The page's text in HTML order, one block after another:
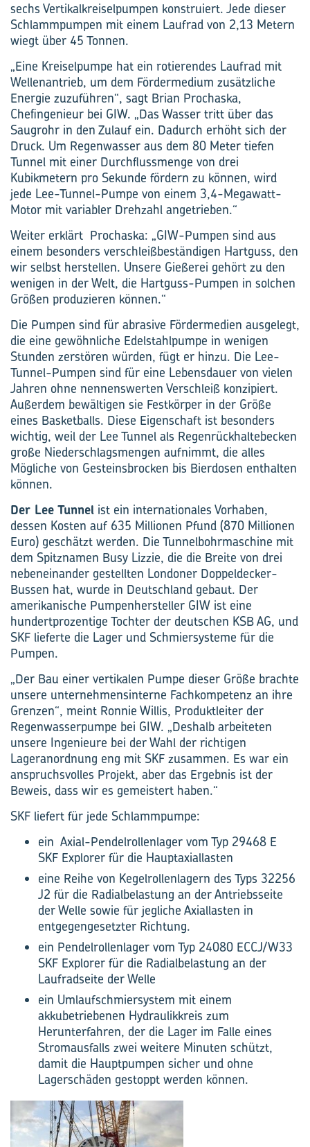
sechs Vertikalkreiselpumpen konstruiert. Jede dieser
Schlammpumpen mit einem Laufrad von 2,13 Metern
wiegt über 45 Tonnen.
„Eine Kreiselpumpe hat ein rotierendes Laufrad mit
Wellenantrieb, um dem Fördermedium zusätzliche
Energie zuzuführen“, sagt Brian Prochaska,
Chefingenieur bei GIW. „Das Wasser tritt über das
Saugrohr in den Zulauf ein. Dadurch erhöht sich der
Druck. Um Regenwasser aus dem 80 Meter tiefen
Tunnel mit einer Durchflussmenge von drei
Kubikmetern pro Sekunde fördern zu können, wird
jede Lee-Tunnel-Pumpe von einem 3,4-Megawatt-
Motor mit variabler Drehzahl angetrieben.“
Weiter erklärt Prochaska: „GIW-Pumpen sind aus
einem besonders verschleißbeständigen Hartguss, den
wir selbst herstellen. Unsere Gießerei gehört zu den
wenigen in der Welt, die Hartguss-Pumpen in solchen
Größen produzieren können.“
Die Pumpen sind für abrasive Fördermedien ausgelegt,
die eine gewöhnliche Edelstahlpumpe in wenigen
Stunden zerstören würden, fügt er hinzu. Die Lee-
Tunnel-Pumpen sind für eine Lebensdauer von vielen
Jahren ohne nennenswerten Verschleiß konzipiert.
Außerdem bewältigen sie Festkörper in der Größe
eines Basketballs. Diese Eigenschaft ist besonders
wichtig, weil der Lee Tunnel als Regenrückhaltebecken
große Niederschlagsmengen aufnimmt, die alles
Mögliche von Gesteinsbrocken bis Bierdosen enthalten
können.
Der Lee Tunnel ist ein internationales Vorhaben,
dessen Kosten auf 635 Millionen Pfund (870 Millionen
Euro) geschätzt werden. Die Tunnelbohrmaschine mit
dem Spitznamen Busy Lizzie, die die Breite von drei
nebeneinander gestellten Londoner Doppeldecker-
Bussen hat, wurde in Deutschland gebaut. Der
amerikanische Pumpenhersteller GIW ist eine
hundertprozentige Tochter der deutschen KSB AG, und
SKF lieferte die Lager und Schmiersysteme für die
Pumpen.
„Der Bau einer vertikalen Pumpe dieser Größe brachte
unsere unternehmensinterne Fachkompetenz an ihre
Grenzen“, meint Ronnie Willis, Produktleiter der
Regenwasserpumpe bei GIW. „Deshalb arbeiteten
unsere Ingenieure bei der Wahl der richtigen
Lageranordnung eng mit SKF zusammen. Es war ein
anspruchsvolles Projekt, aber das Ergebnis ist der
Beweis, dass wir es gemeistert haben.“
SKF liefert für jede Schlammpumpe:
ein Axial-Pendelrollenlager vom Typ 29468 E
SKF Explorer für die Hauptaxiallasten
eine Reihe von Kegelrollenlagern des Typs 32256
J2 für die Radialbelastung an der Antriebsseite
der Welle sowie für jegliche Axial­lasten in
entgegengesetzter Richtung.
ein Pendelrollenlager vom Typ 24080 ECCJ/W33
SKF Explorer für die Radialbelastung an der
Laufradseite der Welle
ein Umlaufschmiersystem mit einem
akkubetriebenen Hydraulikkreis zum
Herunterfahren, der die Lager im Falle eines
Stromausfalls zwei weitere Minuten schützt,
damit die Hauptpumpen sicher und ohne
Lagerschäden gestoppt werden können.